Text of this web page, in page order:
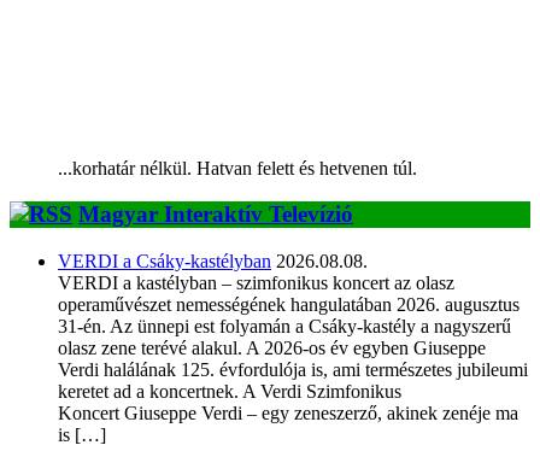
...korhatár nélkül. Hatvan felett és hetvenen túl.
Magyar Interaktív Televízió
VERDI a Csáky-kastélyban 2026.08.08.
VERDI a kastélyban – szimfonikus koncert az olasz
operaművészet nemességének hangulatában 2026. augusztus
31-én. Az ünnepi est folyamán a Csáky-kastély a nagyszerű
olasz zene terévé alakul. A 2026-os év egyben Giuseppe
Verdi halálának 125. évfordulója is, ami természetes jubileumi
keretet ad a koncertnek. A Verdi Szimfonikus
Koncert Giuseppe Verdi – egy zeneszerző, akinek zenéje ma
is […]